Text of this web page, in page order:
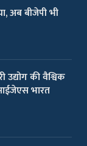
अब बीजेपी भी
उद्योग की वैश्विक
भारत